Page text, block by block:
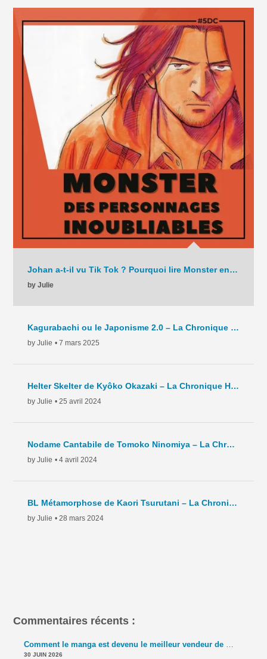
Johan a-t-il vu Tik Tok ? Pourquoi lire Monster en 2025 ? – La Chronique – C9 – 2025
by Julie
Kagurabachi ou le Japonisme 2.0 – La Chronique Hebdo – C8 – 2025
by Julie • 7 mars 2025
Helter Skelter de Kyôko Okazaki – La Chronique Hebdo – C7 – 2024
by Julie • 25 avril 2024
Nodame Cantabile de Tomoko Ninomiya – La Chronique Hebdo – C6 – 2024
by Julie • 4 avril 2024
BL Métamorphose de Kaori Tsurutani – La Chronique Hebdo – C5- 2024
by Julie • 28 mars 2024
Commentaires récents :
Comment le manga est devenu le meilleur vendeur de TCG ? – La 5e de Couv' – #5DC – Saison 11 épisode 42
30 JUIN 2026